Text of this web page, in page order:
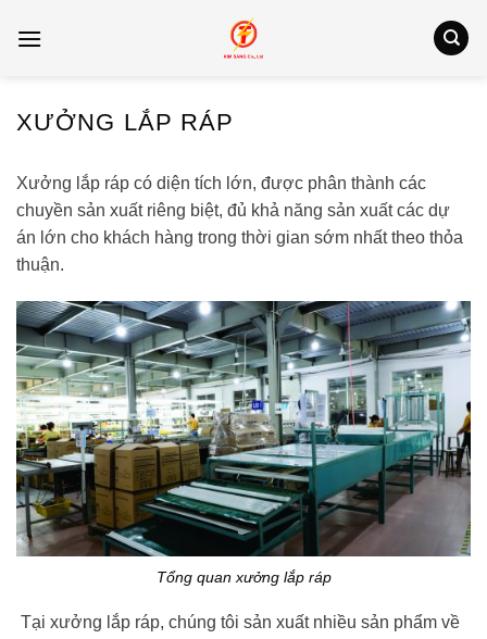
qua
XƯỞNG LẮP RÁP
Xưởng lắp ráp có diện tích lớn, được phân thành các
chuyền sản xuất riêng biệt, đủ khả năng sản xuất các dự
án lớn cho khách hàng trong thời gian sớm nhất theo thỏa
thuận.
Tổng quan xưởng lắp ráp
Tại xưởng lắp ráp, chúng tôi sản xuất nhiều sản phẩm về